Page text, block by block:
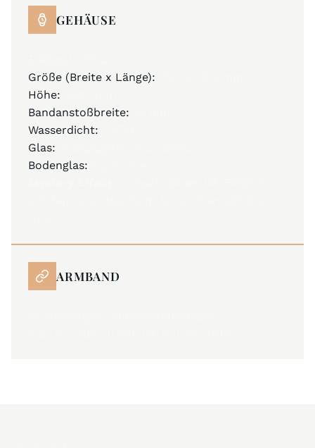
GEHÄUSE
Größe (Breite x Länge):
Höhe:
Bandanstoßbreite:
Wasserdicht:
Glas:
Bodenglas:
ARMBAND